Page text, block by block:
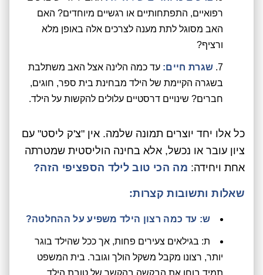
רפואיים, התפתחותיים או רגשיים מיוחדים? האם
האב מסוגל לתת מענה לצרכים אלה באופן מלא
ורציף?
שגרת חיים: עד כמה הלינה אצל האב משתלבת
בשגרה הקיימת של הילד מבחינת בית ספר, חוגים,
חברים? שינויים דרסטיים עלולים להקשות על הילד.
כל אלו יחד יוצרים תמונה שלמה. אין "צ'ק ליסט" עם
ציון עובר או נכשל, אלא בחינה הוליסטית שמטרתה
אחת ויחידה: מה הכי טוב לילד הספציפי הזה?
שאלות ותשובות קצרות:
ש: עד כמה רצון הילד משפיע על ההחלטה?
ת: בגילאים צעירים פחות, אך ככל שהילד בוגר
יותר, רצונו מקבל משקל הולך וגובר. בית המשפט